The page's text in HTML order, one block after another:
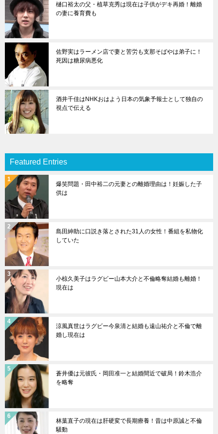
樋口裕太の父・植草克秀は現在は子供がデキ再婚！離婚
の妻に養育費も
佐野実はラーメン店で妻と苦労も支那そばやは弟子に！
死因は糖尿病悪化
酒井千佳はNHKおはよう日本の気象予報士として独自の
視点で伝える
Featured Entries
爆笑問題・田中裕二の元妻との離婚理由は！妊娠した子
供は
島田紳助に口説き落とされた31人の女性！番組を私物化
していた
小椋久美子はラグビー山本大介と不倫略奪結婚も離婚！
現在は
涼風真世はラグビー今泉清と結婚も遠山祐介と不倫で離
婚し現在は
蒼井優は元彼氏・岡田准一と結婚間近で破局！鈴木浩介
を略奪
林葉直子の現在は肝硬変で長期療養！昔は中原誠と不倫
騒動